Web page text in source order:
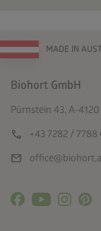
MADE IN
Biohort GmbH
Pürnstein 43, A-
call +43 7282 / 7788
mail